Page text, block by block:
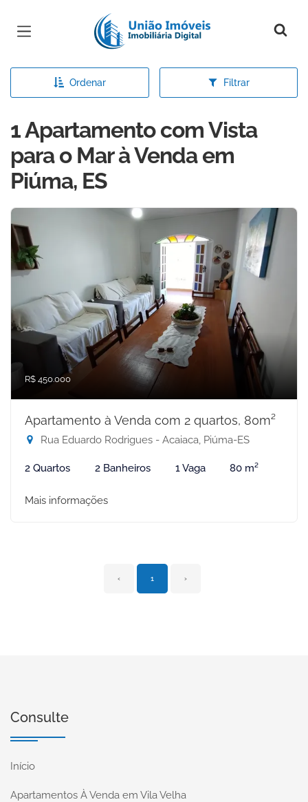
Página inicial
Ordenar Filtrar
1 Apartamento com Vista
para o Mar à Venda em
Piúma, ES
R$ 450.000
Apartamento à Venda com 2 quartos, 80m²
Rua Eduardo Rodrigues - Acaiaca, Piúma-ES
2 Quartos 2 Banheiros 1 Vaga 80 m²
Mais informações
‹ 1 ›
Consulte
Início
Apartamentos À Venda em Vila Velha